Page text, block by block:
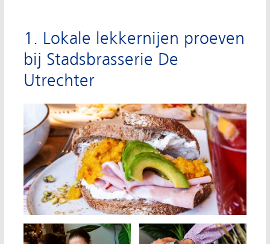
1. Lokale lekkernijen proeven
bij Stadsbrasserie De
Utrechter